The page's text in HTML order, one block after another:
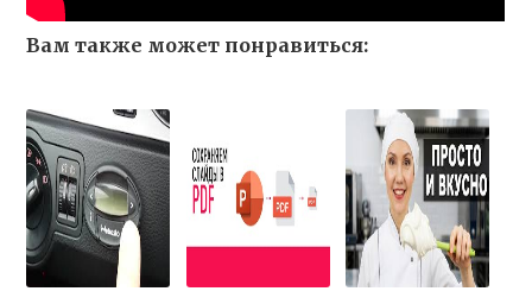
Вам также может понравиться: